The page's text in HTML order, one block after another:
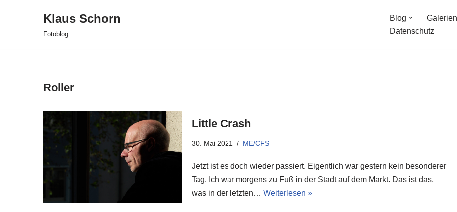
Klaus Schorn
Fotoblog
Blog Galerien
Datenschutz
Roller
Little Crash
30. Mai 2021 ME/CFS
Jetzt ist es doch wieder passiert. Eigentlich war gestern kein besonderer
Tag. Ich war morgens zu Fuß in der Stadt auf dem Markt. Das ist das,
was in der letzten… Weiterlesen »